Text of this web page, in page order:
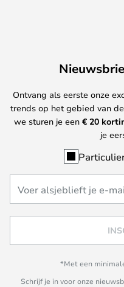
Ontvang als eerste onze
trends op het gebied van
we sturen je een € 20
je
*Met een
Schrijf je in voor onze